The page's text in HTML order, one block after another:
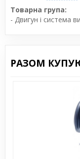
Товарна група:
- Двигун і система
РАЗОМ